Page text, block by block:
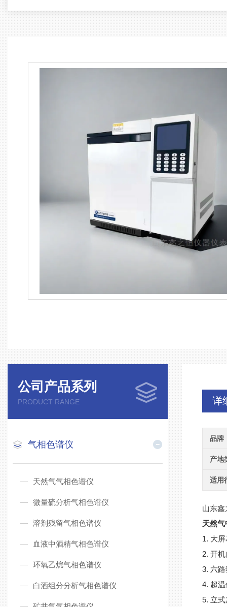
公司产品系列
PRODUCT RANGE
气相色谱仪
天然气气相色谱仪
微量硫分析气相色谱仪
溶剂残留气相色谱仪
血液中酒精气相色谱仪
环氧乙烷气相色谱仪
白酒组分分析气相色谱仪
详
品牌
产地
适用
山东
天然
1. 大
2. 开
3. 六
4. 超
5. 立